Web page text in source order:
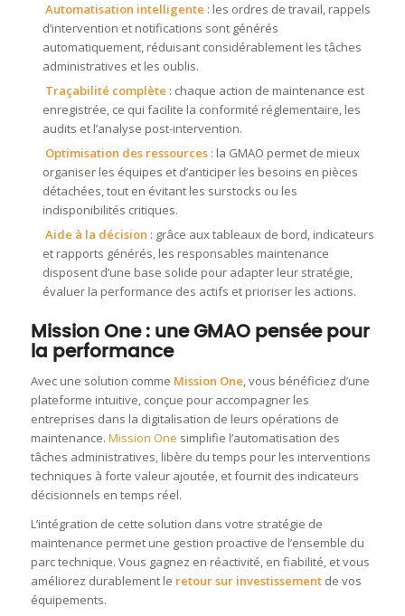
Automatisation intelligente : les ordres de travail, rappels
d’intervention et notifications sont générés
automatiquement, réduisant considérablement les tâches
administratives et les oublis.
Traçabilité complète : chaque action de maintenance est
enregistrée, ce qui facilite la conformité réglementaire, les
audits et l’analyse post-intervention.
Optimisation des ressources: la GMAO permet de mieux
organiser les équipes et d’anticiper les besoins en pièces
détachées, tout en évitant les surstocks ou les
indisponibilités critiques.
Aide à la décision : grâce aux tableaux de bord, indicateurs
et rapports générés, les responsables maintenance
disposent d’une base solide pour adapter leur stratégie,
évaluer la performance des actifs et prioriser les actions.
Mission One : une GMAO pensée pour
la performance
Avec une solution comme Mission One, vous bénéficiez d’une
plateforme intuitive, conçue pour accompagner les
entreprises dans la digitalisation de leurs opérations de
maintenance. Mission One simplifie l’automatisation des
tâches administratives, libère du temps pour les interventions
techniques à forte valeur ajoutée, et fournit des indicateurs
décisionnels en temps réel.
L’intégration de cette solution dans votre stratégie de
maintenance permet une gestion proactive de l’ensemble du
parc technique. Vous gagnez en réactivité, en fiabilité, et vous
améliorez durablement le retour sur investissementde vos
équipements.